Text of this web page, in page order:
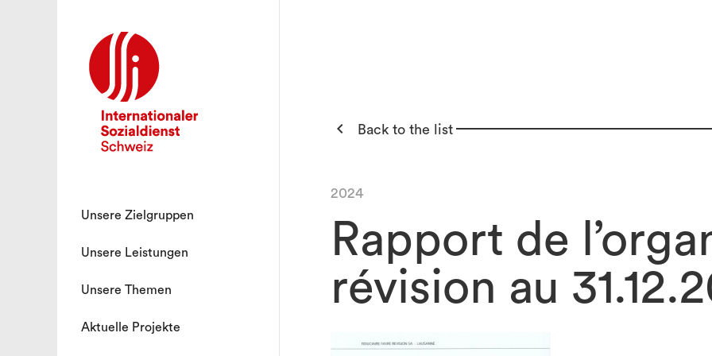
Unsere Zielgruppen
Unsere Leistungen
Unsere Themen
Aktuelle Projekte
 Back to the list
2024
Rapport de
révision au